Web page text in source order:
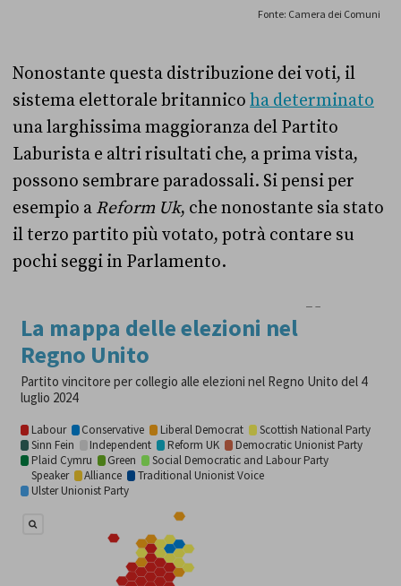
Nonostante questa distribuzione dei voti, il
sistema elettorale britannico ha determinato
una larghissima maggioranza del Partito
Laburista e altri risultati che, a prima vista,
possono sembrare paradossali. Si pensi per
esempio a Reform Uk, che nonostante sia stato
il terzo partito più votato, potrà contare su
pochi seggi in Parlamento.